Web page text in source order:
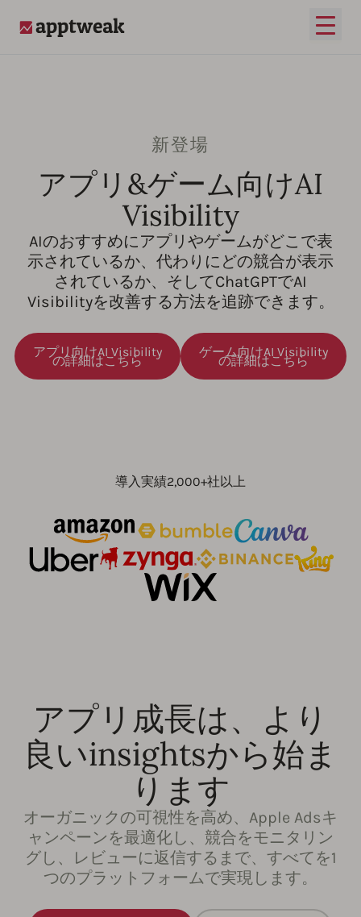
メイ
新登場
アプリ&ゲーム向けAI
Visibility
AIのおすすめにアプリやゲームがどこで表
示されているか、代わりにどの競合が表示
されているか、そしてChatGPTでAI
Visibilityを改善する方法を追跡できます。
アプリ向けAI Visibility
の詳細はこちら
ゲーム向けAI Visibility
の詳細はこちら
導入実績2,000+社以上
アプリ成長は、より
良いinsightsから始ま
ります
オーガニックの可視性を高め、Apple Adsキ
ャンペーンを最適化し、競合をモニタリン
グし、レビューに返信するまで、すべてを1
つのプラットフォームで実現します。